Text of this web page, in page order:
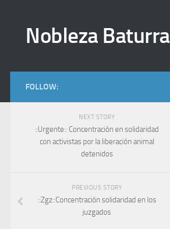
Nobleza Baturra
FOLLOW:
NEXT STORY
::Urgente:: Concentración en solidaridad
con activistas por la liberación animal
detenidos
PREVIOUS STORY
::Zgz::Concentración solidaridad en los
juzgados